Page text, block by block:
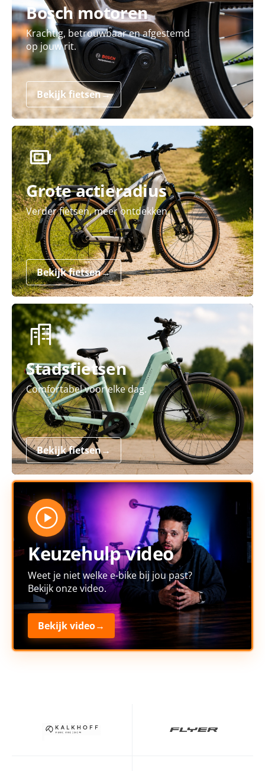
Bosch motoren
Krachtig, betrouwbaar en afgestemd
op jouw rit.
Bekijk fietsen→
Grote actieradius
Verder fietsen, meer ontdekken.
Bekijk fietsen→
Stadsfietsen
Comfortabel voor elke dag.
Bekijk fietsen→
Keuzehulp video
Weet je niet welke e-bike bij jou past?
Bekijk onze video.
Bekijk video→